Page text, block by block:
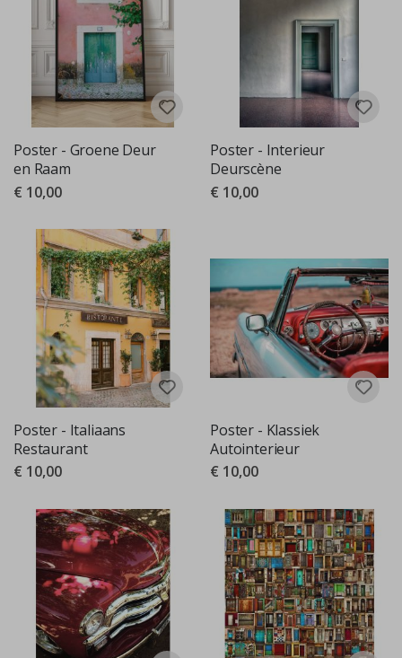
Poster - Groene Deur
en Raam
€ 10,00
Poster - Interieur
Deurscène
€ 10,00
Poster - Italiaans
Restaurant
€ 10,00
Poster - Klassiek
Autointerieur
€ 10,00